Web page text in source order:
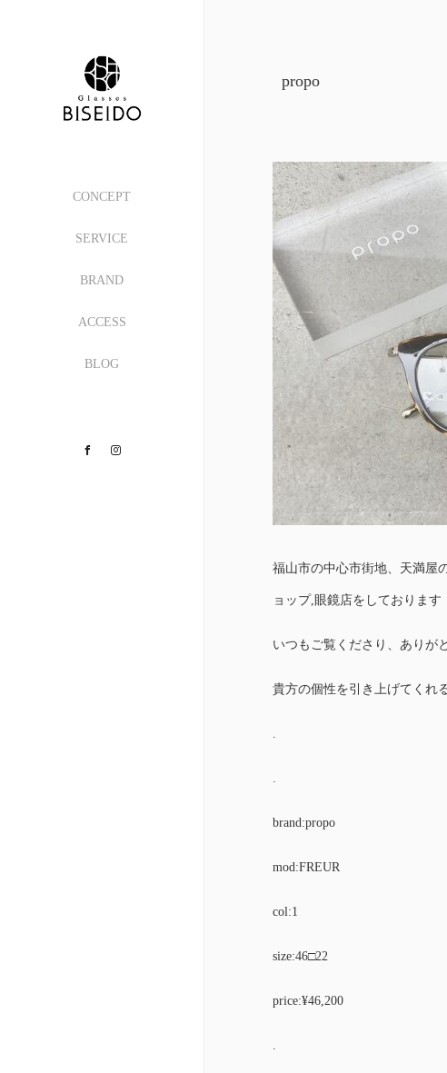
CONCEPT
SERVICE
BRAND
ACCESS
BLOG
Facebook
propo
福山市の中心市街地、天満屋
ョップ,眼鏡店をしております
いつもご覧くださり、ありが
貴方の個性を引き上げてくれ
.
.
brand:propo
mod:FREUR
col:1
size:46□22
price:¥46,200
.